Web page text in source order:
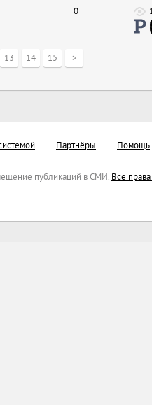
0
13 14 15 >
Партнёры Помощь
публикаций в СМИ. Все